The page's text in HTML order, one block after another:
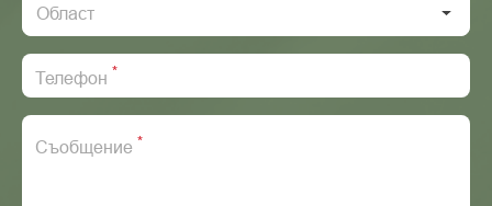
Област
Телефон *
Съобщение *